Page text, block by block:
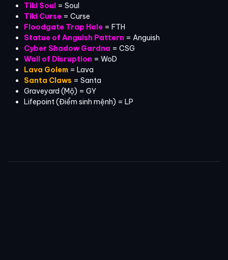
Tiki Soul = Soul
Tiki Curse = Curse
Floodgate Trap Hole = FTH
Statue of Anguish Pattern = Anguish
Cyber Shadow Gardna = CSG
Wall of Disruption = WoD
Lava Golem = Lava
Santa Claws = Santa
Graveyard (Mộ) = GY
Lifepoint (Điểm sinh mệnh) = LP